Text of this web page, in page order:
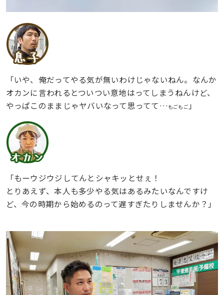
「いや、俺だってやる気が無いわけじゃないねん。なんか
オカンに言われるとついつい意地はってしまうねんけど、
やっぱこのままじゃヤバいなって思ってて… もごもご」
「もーウジウジしてんとシャキッとせぇ！
とりあえず、本人も多少やる気はあるみたいなんですけ
ど、今の時期から始めるのって遅すぎたりしませんか？」